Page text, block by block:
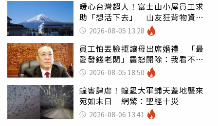
暖心台灣超人！富士山小屋員工求
助「想活下去」 山友狂背物資上
山：台灣真的是寶島
2026-08-05 13:28
員工怕丟臉拒讓母出席婚禮 「最
愛發錢老闆」震怒開除：我看不起
你 2026-08-05 18:50
蝗害肆虐！蝗蟲大軍鋪天蓋地襲來
宛如末日 網驚：聖經十災
2026-08-06 13:41